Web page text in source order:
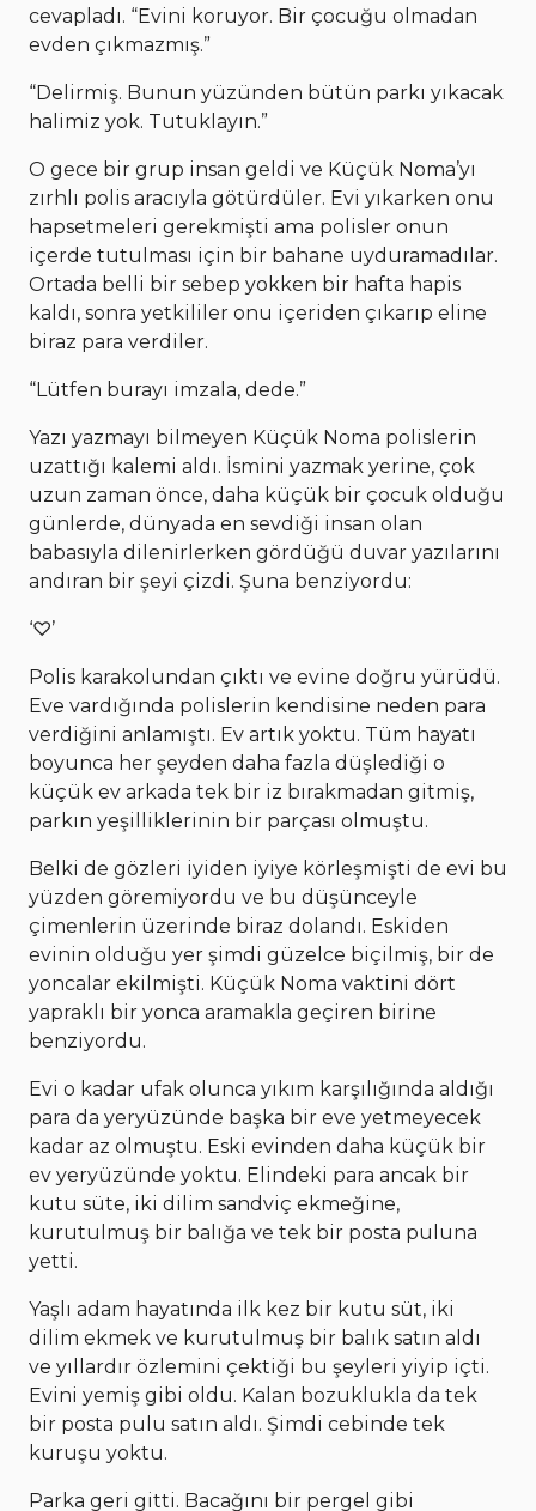
cevapladı. “Evini koruyor. Bir çocuğu olmadan
evden çıkmazmış.”
“Delirmiş. Bunun yüzünden bütün parkı yıkacak
halimiz yok. Tutuklayın.”
O gece bir grup insan geldi ve Küçük Noma’yı
zırhlı polis aracıyla götürdüler. Evi yıkarken onu
hapsetmeleri gerekmişti ama polisler onun
içerde tutulması için bir bahane uyduramadılar.
Ortada belli bir sebep yokken bir hafta hapis
kaldı, sonra yetkililer onu içeriden çıkarıp eline
biraz para verdiler.
“Lütfen burayı imzala, dede.”
Yazı yazmayı bilmeyen Küçük Noma polislerin
uzattığı kalemi aldı. İsmini yazmak yerine, çok
uzun zaman önce, daha küçük bir çocuk olduğu
günlerde, dünyada en sevdiği insan olan
babasıyla dilenirlerken gördüğü duvar yazılarını
andıran bir şeyi çizdi. Şuna benziyordu:
‘♡’
Polis karakolundan çıktı ve evine doğru yürüdü.
Eve vardığında polislerin kendisine neden para
verdiğini anlamıştı. Ev artık yoktu. Tüm hayatı
boyunca her şeyden daha fazla düşlediği o
küçük ev arkada tek bir iz bırakmadan gitmiş,
parkın yeşilliklerinin bir parçası olmuştu.
Belki de gözleri iyiden iyiye körleşmişti de evi bu
yüzden göremiyordu ve bu düşünceyle
çimenlerin üzerinde biraz dolandı. Eskiden
evinin olduğu yer şimdi güzelce biçilmiş, bir de
yoncalar ekilmişti. Küçük Noma vaktini dört
yapraklı bir yonca aramakla geçiren birine
benziyordu.
Evi o kadar ufak olunca yıkım karşılığında aldığı
para da yeryüzünde başka bir eve yetmeyecek
kadar az olmuştu. Eski evinden daha küçük bir
ev yeryüzünde yoktu. Elindeki para ancak bir
kutu süte, iki dilim sandviç ekmeğine,
kurutulmuş bir balığa ve tek bir posta puluna
yetti.
Yaşlı adam hayatında ilk kez bir kutu süt, iki
dilim ekmek ve kurutulmuş bir balık satın aldı
ve yıllardır özlemini çektiği bu şeyleri yiyip içti.
Evini yemiş gibi oldu. Kalan bozuklukla da tek
bir posta pulu satın aldı. Şimdi cebinde tek
kuruşu yoktu.
Parka geri gitti. Bacağını bir pergel gibi